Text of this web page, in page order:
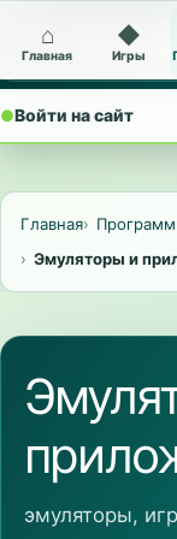
●Войти на сайт
⌂
Главная
◆
Игры
Главная
Эмуляторы и
эмуляторы,